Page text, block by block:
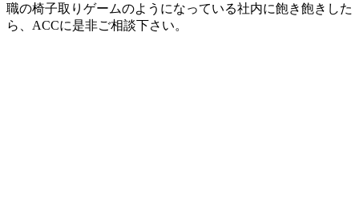
職の椅子取りゲームのようになっている社内に飽き飽きした
ら、ACCに是非ご相談下さい。